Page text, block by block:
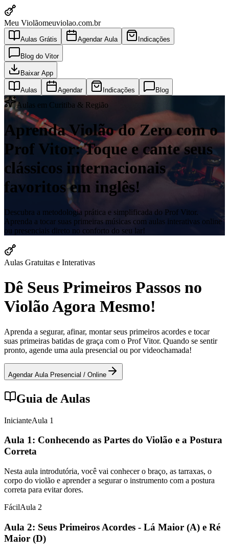
Meu Violãomeuviolao.com.br
Aulas Grátis Agendar Aula Indicações
Blog do Vitor
Baixar App
Aulas Agendar Indicações Blog
Aulas em Curitiba & Região
Aprenda Violão do Zero com o
Prof Vitor: Toque e cante seus
clássicos internacionais
favoritos em inglês!
Descubra a metodologia prática e simplificada do Prof Vitor.
Aprenda a tocar suas primeiras músicas com aulas interativas online
ou presenciais direto no conforto do seu lar!
Aulas Gratuitas e Interativas
Dê Seus Primeiros Passos no
Violão Agora Mesmo!
Aprenda a segurar, afinar, montar seus primeiros acordes e tocar
suas primeiras batidas de graça com o Prof Vitor. Quando se sentir
pronto, agende uma aula presencial ou por videochamada!
Agendar Aula Presencial / Online
Guia de Aulas
InicianteAula 1
Aula 1: Conhecendo as Partes do Violão e a Postura
Correta
Nesta aula introdutória, você vai conhecer o braço, as tarraxas, o
corpo do violão e aprender a segurar o instrumento com a postura
correta para evitar dores.
FácilAula 2
Aula 2: Seus Primeiros Acordes - Lá Maior (A) e Ré
Maior (D)